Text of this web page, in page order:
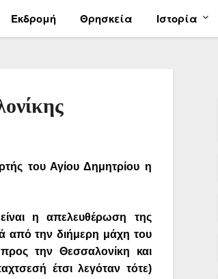
Εκδρομή Θρησκεία Ιστορία
του Αγίου Δημητρίου η
η απελευθέρωση της
από την διήμερη μάχη του
την Θεσσαλονίκη και
έτσι λεγόταν τότε)